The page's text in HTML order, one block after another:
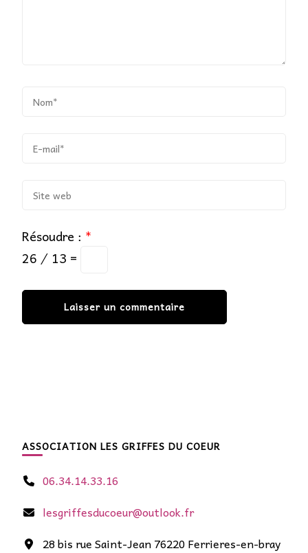
Résoudre : *
26 ⁄ 13 =
ASSOCIATION LES GRIFFES DU COEUR
06.34.14.33.16
lesgriffesducoeur@outlook.fr
28 bis rue Saint-Jean 76220 Ferrieres-en-bray